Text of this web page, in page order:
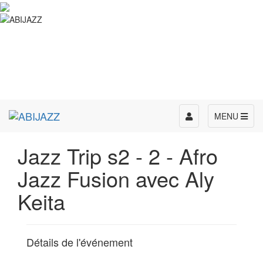
MENU
Toggle
navigation
Jazz Trip s2 - 2 - Afro
Jazz Fusion avec Aly
Keita
Détails de l'événement